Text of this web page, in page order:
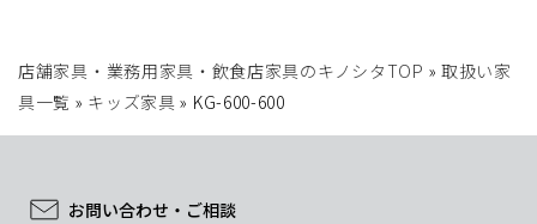
店舗家具・業務用家具・飲食店家具のキノシタTOP » 取扱い家
具一覧 » キッズ家具 » KG-600-600
お問い合わせ・ご相談